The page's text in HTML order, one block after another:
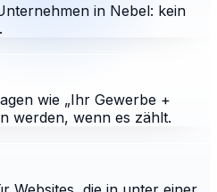
in Nebel: kein
wie „Ihr Gewerbe +
werden, wenn es zählt.